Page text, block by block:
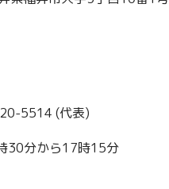
5514 (代表)
30分から17時15分